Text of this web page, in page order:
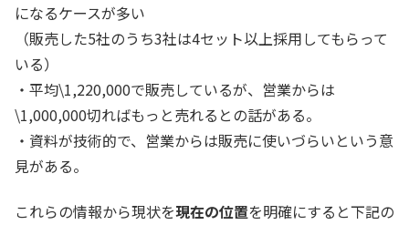
になるケースが多い
（販売した5社のうち3社は4セット以上採用してもらって
いる）
・平均\1,220,000で販売しているが、営業からは
\1,000,000切ればもっと売れるとの話がある。
・資料が技術的で、営業からは販売に使いづらいという意
見がある。
これらの情報から現状を現在の位置を明確にすると下記の